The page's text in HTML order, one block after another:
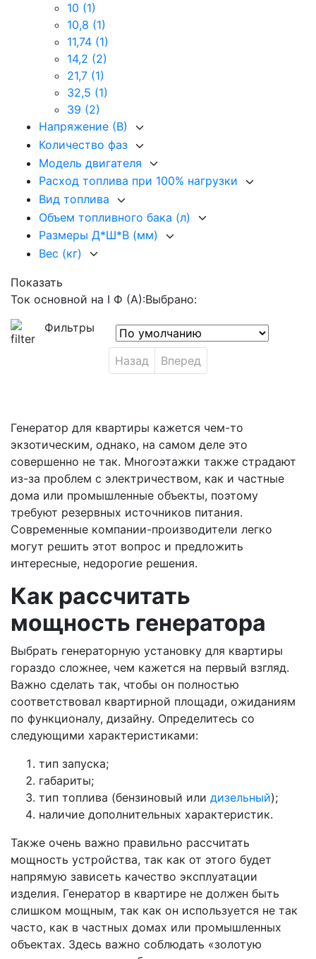
10 (1)
10,8 (1)
11,74 (1)
14,2 (2)
21,7 (1)
32,5 (1)
39 (2)
Напряжение (В)
Количество фаз
Модель двигателя
Расход топлива при 100% нагрузки
Вид топлива
Объем топливного бака (л)
Размеры Д*Ш*В (мм)
Вес (кг)
Показать
Ток основной на I Ф (А):Выбрано:
Фильтры
Назад Вперед
Генератор для квартиры кажется чем-то
экзотическим, однако, на самом деле это
совершенно не так. Многоэтажки также страдают
из-за проблем с электричеством, как и частные
дома или промышленные объекты, поэтому
требуют резервных источников питания.
Современные компании-производители легко
могут решить этот вопрос и предложить
интересные, недорогие решения.
Как рассчитать
мощность генератора
Выбрать генераторную установку для квартиры
гораздо сложнее, чем кажется на первый взгляд.
Важно сделать так, чтобы он полностью
соответствовал квартирной площади, ожиданиям
по функционалу, дизайну. Определитесь со
следующими характеристиками:
тип запуска;
габариты;
тип топлива (бензиновый или дизельный);
наличие дополнительных характеристик.
Также очень важно правильно рассчитать
мощность устройства, так как от этого будет
напрямую зависеть качество эксплуатации
изделия. Генератор в квартире не должен быть
слишком мощным, так как он используется не так
часто, как в частных домах или промышленных
объектах. Здесь важно соблюдать «золотую